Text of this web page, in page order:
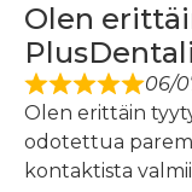
Olen
06/
Olen erittäin
odotettua
kontaktista